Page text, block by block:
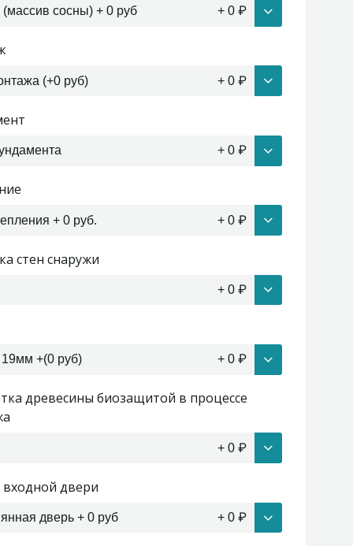
сосны) + 0 руб + 0 ₽
(+0 руб) + 0 ₽
+ 0 ₽
+ 0 руб. + 0 ₽
стен снаружи
+ 0 ₽
19мм +(0 руб) + 0 ₽
древесины биозащитой в процессе
+ 0 ₽
двери
дверь + 0 руб + 0 ₽